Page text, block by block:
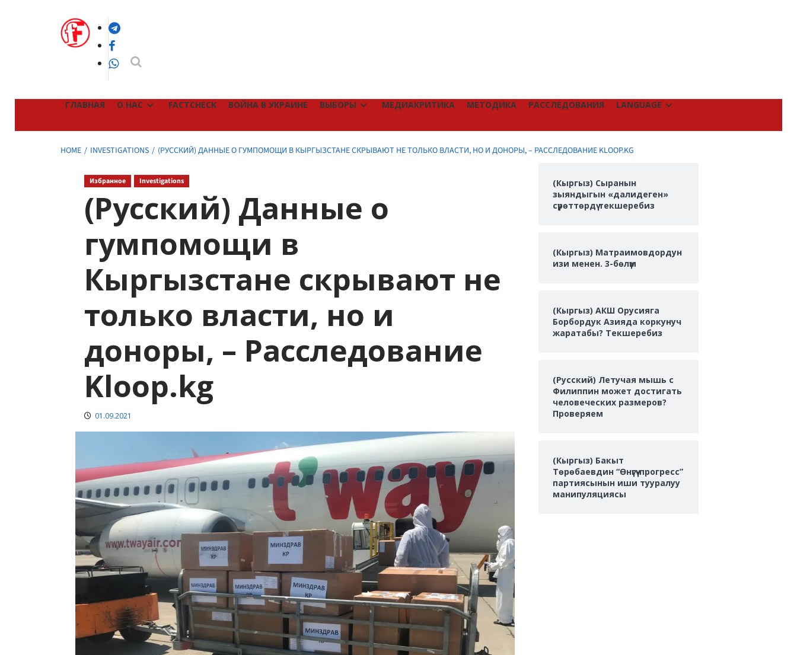
Telegram
Facebook
WhatsApp
ГЛАВНАЯ О НАС FACTCHECK ВОЙНА В УКРАИНЕ ВЫБОРЫ МЕДИАКРИТИКА МЕТОДИКА РАССЛЕДОВАНИЯ LANGUAGE
HOME INVESTIGATIONS (РУССКИЙ) ДАННЫЕ О ГУМПОМОЩИ В КЫРГЫЗСТАНЕ СКРЫВАЮТ НЕ ТОЛЬКО ВЛАСТИ, НО И ДОНОРЫ, – РАССЛЕДОВАНИЕ KLOOP.KG
Избранное Investigations
(Русский) Данные о
гумпомощи в
Кыргызстане скрывают не
только власти, но и
доноры, – Расследование
Kloop.kg
01.09.2021
(Кыргыз) Сыранын
зыяндыгын «далидеген»
сүрөттөрдү текшеребиз
(Кыргыз) Матраимовдордун
изи менен. 3-бөлүм
(Кыргыз) АКШ Орусияга
Борбордук Азияда коркунуч
жаратабы? Текшеребиз
(Русский) Летучая мышь с
Филиппин может достигать
человеческих размеров?
Проверяем
(Кыргыз) Бакыт
Төрөбаевдин “Өнүгүү-прогресс”
партиясынын иши тууралуу
манипуляциясы